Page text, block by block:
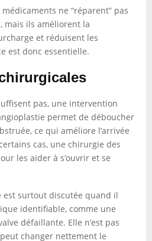
ne “réparent” pas
ils améliorent la
et réduisent les
est donc essentielle.
pas, une intervention
permet de déboucher
ce qui améliore l’arrivée
cas, une chirurgie des
les aider à s’ouvrir et se
est surtout discutée quand il
identifiable, comme une
défaillante. Elle n’est pas
changer nettement le